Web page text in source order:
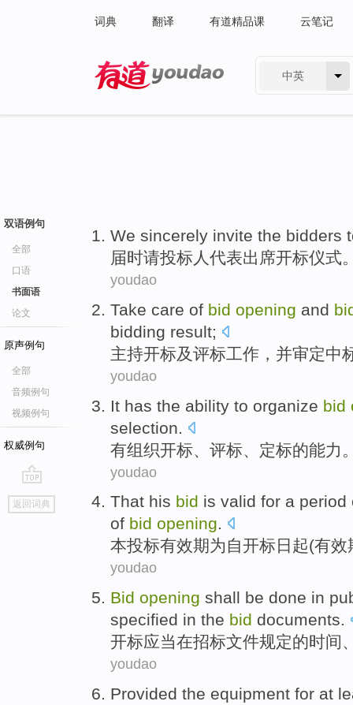
词典 翻译 有道精品课 云笔记
中英
双语例句
全部
口语
书面语
论文
原声例句
全部
音频例句
视频例句
权威例句
go
top
返回词典
We sincerely invite the bidders
届时请投标人 代表出席开标仪式
youdao
Take care of bid opening and
bidding result;
主持开标及评标工作， 并审定中
youdao
It has the ability to organize bid
selection.
有组织开标 评标 、定标的能力
youdao
That his bid is valid for a
of bid opening.
本投标有效期为 自开标日起(有效
youdao
Bid opening shall be done in
specified in the bid documents.
开标应当在招标文件规定的时间
youdao
Provided the equipment for at